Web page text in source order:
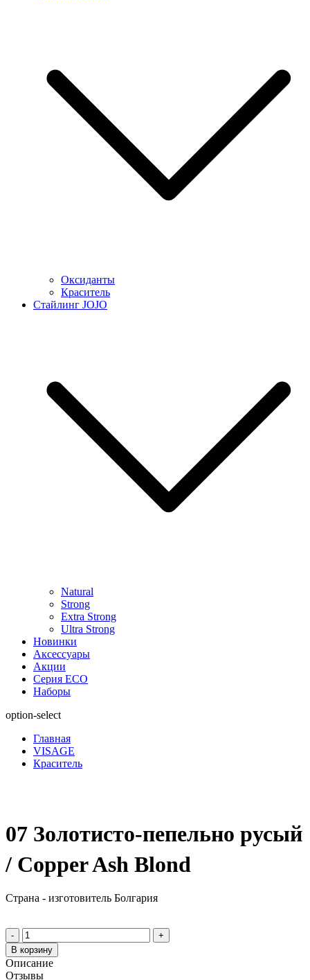
Оксиданты
Краситель
Стайлинг JOJO
Natural
Strong
Extra Strong
Ultra Strong
Новинки
Аксессуары
Акции
Серия ECO
Наборы
option-select
Главная
VISAGE
Краситель
07 Золотисто-пепельно русый
/ Copper Ash Blond
Страна - изготовитель Болгария
-
+
В корзину
Описание
Отзывы